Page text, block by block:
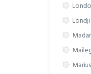
Londji